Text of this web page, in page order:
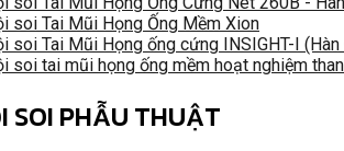
soi Tai Mũi Họng Ống Mềm Xion
soi Tai Mũi Họng ống cứng INSIGHT-I (Hàn
soi tai mũi họng ống mềm hoạt nghiệm
SOI PHẪU THUẬT